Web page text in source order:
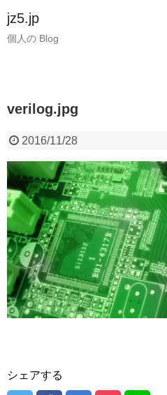
jz5.jp
個人の Blog
verilog.jpg
2016/11/28
シェアする